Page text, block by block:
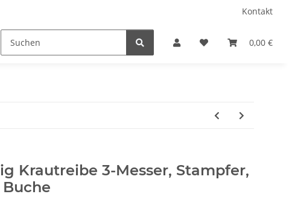
Kontakt
0,00 €
Rumtopf
Krautreibe 3-Messer, Stampfer,
Buche